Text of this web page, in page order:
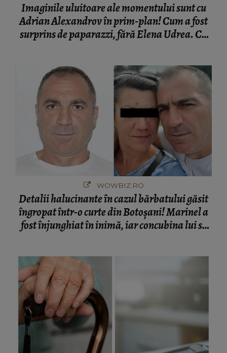
Imaginile uluitoare ale momentului sunt cu
Adrian Alexandrov în prim-plan! Cum a fost
surprins de paparazzi, fără Elena Udrea. Cu
WOWBIZ.RO
Detalii halucinante în cazul bărbatului găsit
îngropat într-o curte din Botoșani! Marinel a
fost înjunghiat în inimă, iar concubina lui se